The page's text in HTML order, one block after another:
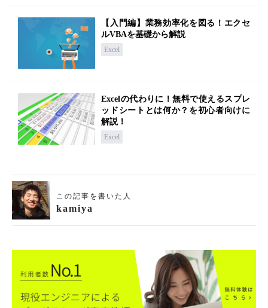
【入門編】業務効率化を図る！エクセ
ルVBAを基礎から解説
Excel
Excelの代わりに！無料で使えるスプレ
ッドシートとは何か？を初心者向けに
解説！
Excel
この記事を書いた人
kamiya